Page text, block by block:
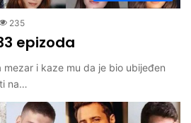
235
epizoda
i kaze mu da je bio ubijeđen
na…